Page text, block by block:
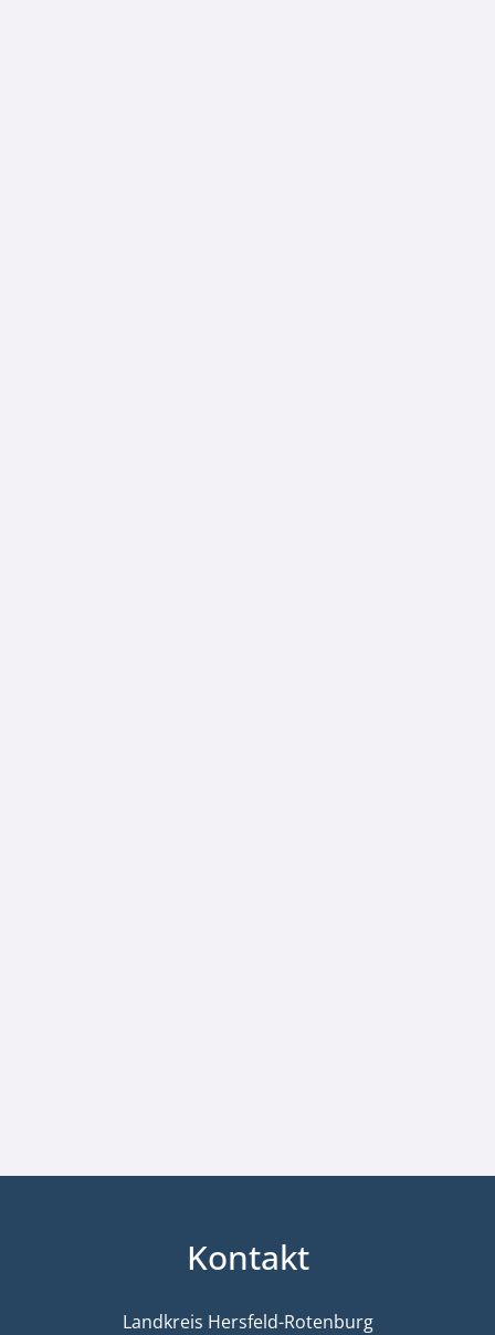
Kontakt
Landkreis Hersfeld-Rotenburg